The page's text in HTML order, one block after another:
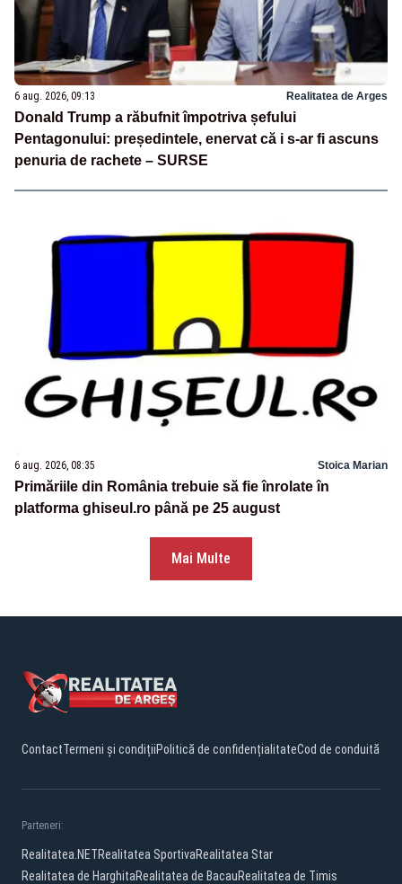
6 aug. 2026, 09:13 Realitatea de Arges
Donald Trump a răbufnit împotriva șefului
Pentagonului: președintele, enervat că i s-ar fi ascuns
penuria de rachete – SURSE
6 aug. 2026, 08:35 Stoica Marian
Primăriile din România trebuie să fie înrolate în
platforma ghiseul.ro până pe 25 august
Mai Multe
ContactTermeni și condițiiPolitică de confidențialitateCod de conduită
Parteneri:
Realitatea.NETRealitatea SportivaRealitatea Star
Realitatea de HarghitaRealitatea de BacauRealitatea de Timis